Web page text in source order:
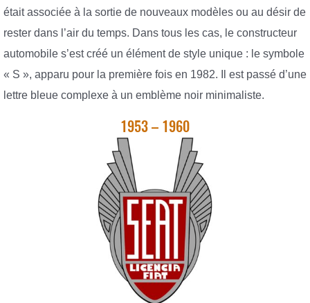
était associée à la sortie de nouveaux modèles ou au désir de
rester dans l’air du temps. Dans tous les cas, le constructeur
automobile s’est créé un élément de style unique : le symbole
« S », apparu pour la première fois en 1982. Il est passé d’une
lettre bleue complexe à un emblème noir minimaliste.
1953 – 1960